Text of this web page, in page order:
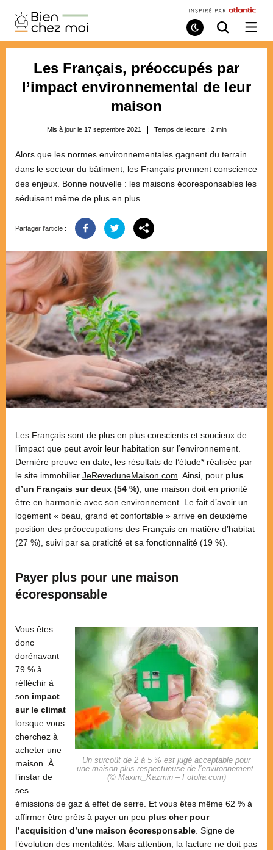
Bien
Chez
Moi
Mode
de
Recherche
/
Les Français, préoccupés par
l’impact environnemental de leur
maison
Mis à jour le 17 septembre 2021 Temps de lecture : 2 min
Alors que les normes environnementales gagnent du terrain
dans le secteur du bâtiment, les Français prennent conscience
des enjeux. Bonne nouvelle : les maisons écoresponsables les
séduisent même de plus en plus.
Partager l'article :
Les Français sont de plus en plus conscients et soucieux de
l’impact que peut avoir leur habitation sur l’environnement.
Dernière preuve en date, les résultats de l’étude* réalisée par
le site immobilier JeReveduneMaison.com . Ainsi, pour plus
d’un Français sur deux (54 %) , une maison doit en priorité
être en harmonie avec son environnement. Le fait d’avoir un
logement « beau, grand et confortable » arrive en deuxième
position des préoccupations des Français en matière d’habitat
(27 %), suivi par sa praticité et sa fonctionnalité (19 %).
Payer plus pour une maison
écoresponsable
Un surcoût de 2 à 5 % est jugé acceptable pour
une maison plus respectueuse de l’environnement.
(© Maxim_Kazmin – Fotolia.com)
Vous êtes
donc
dorénavant
79 % à
réfléchir à
son impact
sur le climat
lorsque vous
cherchez à
acheter une
maison. À
l’instar de
ses
émissions de gaz à effet de serre. Et vous êtes même 62 % à
affirmer être prêts à payer un peu plus cher pour
l’acquisition d’une maison écoresponsable . Signe de
l’évolution des mentalités. Mais attention, la facture ne doit pas